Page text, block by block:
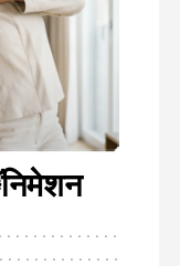
. . . . . . . . . . . . . .
. . . . . . . . . . . . .